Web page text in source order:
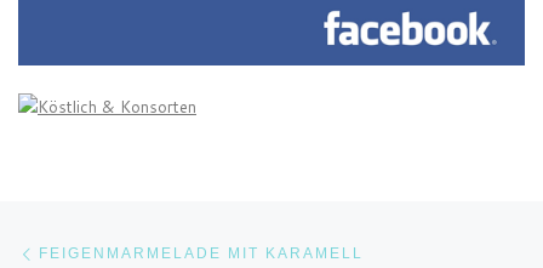
Beitragsnavigation
FEIGENMARMELADE MIT KARAMELL